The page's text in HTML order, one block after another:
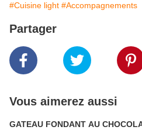
#Cuisine light #Accompagnements
Partager
Vous aimerez aussi
GATEAU FONDANT AU